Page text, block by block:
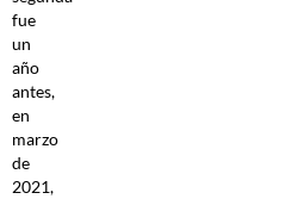
fue
un
año
antes,
en
marzo
de
2021,